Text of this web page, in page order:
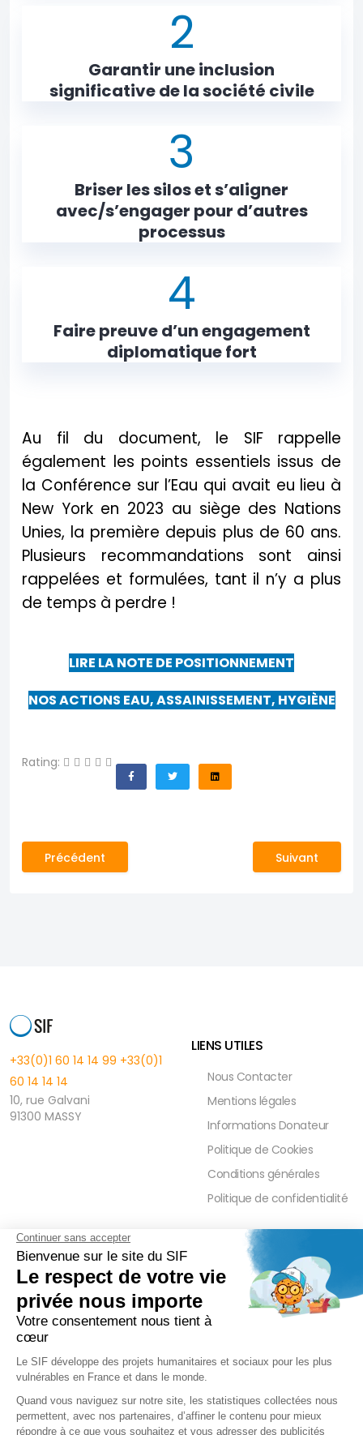
2
Garantir une inclusion
significative de la société civile
3
Briser les silos et s’aligner
avec/s’engager pour d’autres
processus
4
Faire preuve d’un engagement
diplomatique fort
Au fil du document, le SIF rappelle
également les points essentiels issus de
la Conférence sur l’Eau qui avait eu lieu à
New York en 2023 au siège des Nations
Unies, la première depuis plus de 60 ans.
Plusieurs recommandations sont ainsi
rappelées et formulées, tant il n’y a plus
de temps à perdre !
LIRE LA NOTE DE POSITIONNEMENT
NOS ACTIONS EAU, ASSAINISSEMENT, HYGIÈNE
Rating:
Article précédent : Accès à l'eau en Afrique : Des
Précédent Article suivant
Suivant
+33(0)1 60 14 14 99 +33(0)1
60 14 14 14
10, rue Galvani
91300 MASSY
LIENS UTILES
Nous Contacter
Mentions légales
Informations Donateur
Politique de Cookies
Conditions générales
Politique de confidentialité
FAQ
Réduction Fiscale
Ramadan 2026
Zakât Al Maal
Intérêts Bancaires
Parrainage Individuel
Waqf
PRESSE ET PARTENAIRE
Contact Presse
Communiqués de Presse
Actualités Presse